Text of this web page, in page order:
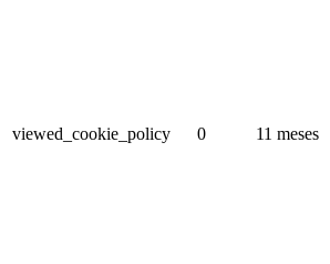
viewed_cookie_policy 0 11 meses